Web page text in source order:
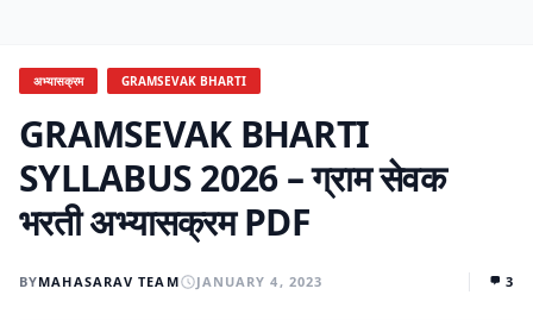
अभ्यासक्रम GRAMSEVAK BHARTI
GRAMSEVAK BHARTI
SYLLABUS 2026 – ग्राम सेवक
भरती अभ्यासक्रम PDF
BYMAHASARAV TEAM JANUARY 4, 2023 3